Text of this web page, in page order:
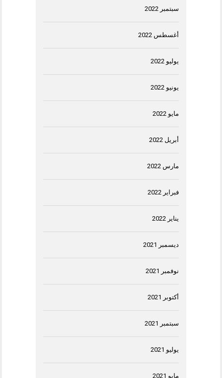
سبتمبر 2022
أغسطس 2022
يوليو 2022
يونيو 2022
مايو 2022
أبريل 2022
مارس 2022
فبراير 2022
يناير 2022
ديسمبر 2021
نوفمبر 2021
أكتوبر 2021
سبتمبر 2021
يوليو 2021
مايو 2021